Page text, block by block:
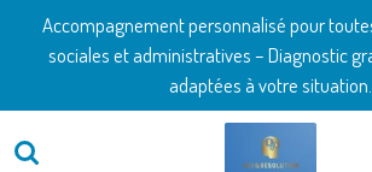
Passer
principal
Accompagnement personnalisé pour
sociales et administratives – Diagnostic
adaptées à votre situation.